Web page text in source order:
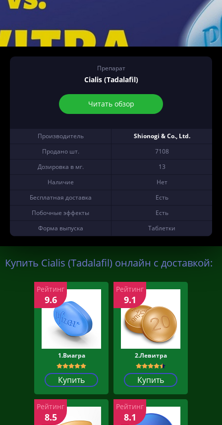
Препарат
Cialis (Tadalafil)
Читать обзор
Производитель
Shionogi & Co., Ltd.
Продано шт.
7108
Дозировка в мг.
13
Наличие
Нет
Бесплатная доставка
Есть
Побочные эффекты
Есть
Форма выпуска
Таблетки
Купить Cialis (Tadalafil) онлайн с доставкой:
1.Виагра
Купить
Рейтинг
9.6
2.Левитра
Купить
Рейтинг
9.1
Рейтинг
8.5
Рейтинг
8.1